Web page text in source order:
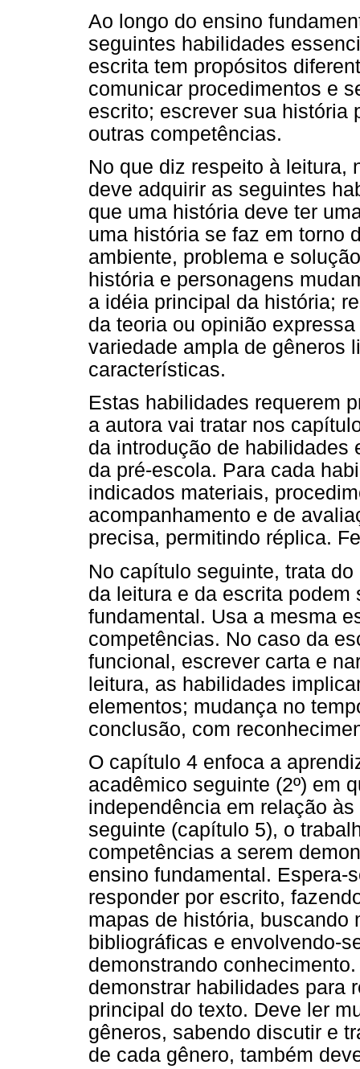
Ao longo do ensino
seguintes habilidades
escrita tem propósitos
comunicar procedimentos e
escrito; escrever sua história
outras competências.
No que diz respeito à leitura,
deve adquirir as seguintes
que uma história deve ter
uma história se faz em torno
ambiente, problema e
história e personagens
a idéia principal da história;
da teoria ou opinião
variedade ampla de gêneros
características.
Estas habilidades requerem
a autora vai tratar nos
da introdução de habilidades
da pré-escola. Para cada
indicados materiais,
acompanhamento e de
precisa, permitindo réplica.
No capítulo seguinte, trata
da leitura e da escrita podem
fundamental. Usa a mesma
competências. No caso da
funcional, escrever carta e
leitura, as habilidades
elementos; mudança no
conclusão, com
O capítulo 4 enfoca a
acadêmico seguinte (2º) em
independência em relação
seguinte (capítulo 5), o
competências a serem
ensino fundamental. Espera-
responder por escrito,
mapas de história, buscando
bibliográficas e envolvendo-
demonstrando
demonstrar habilidades para
principal do texto. Deve ler
gêneros, sabendo discutir e
de cada gênero, também